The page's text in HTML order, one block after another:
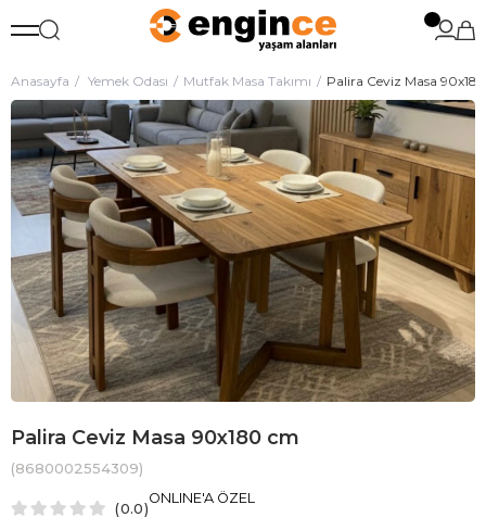
Anasayfa Yemek Odası Mutfak Masa Takımı Palira Ceviz Masa
Palira Ceviz Masa 90x180 cm
(8680002554309)
0.0
ONLINE'A ÖZEL